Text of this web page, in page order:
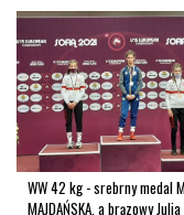
WW 42 kg - srebrny medal
MAJDAŃSKA, a brązowy Julia